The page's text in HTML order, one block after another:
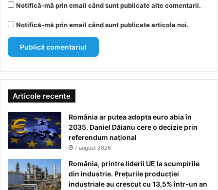
Notifică-mă prin email când sunt publicate alte comentarii.
Notifică-mă prin email când sunt publicate articole noi.
Articole recente
România ar putea adopta euro abia în
2035. Daniel Dăianu cere o decizie prin
referendum național
7 august 2026
România, printre liderii UE la scumpirile
din industrie. Prețurile producției
industriale au crescut cu 13,5% într-un an